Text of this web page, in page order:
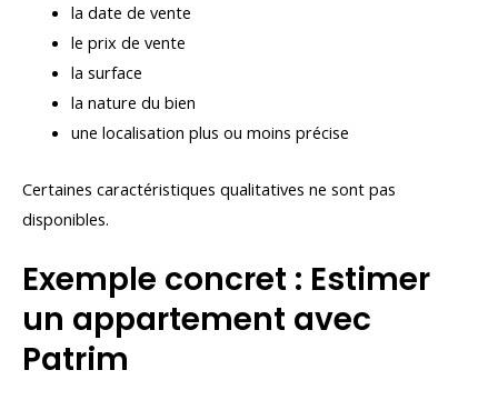
la date de vente
le prix de vente
la surface
la nature du bien
une localisation plus ou moins précise
Certaines caractéristiques qualitatives ne sont pas
disponibles.
Exemple concret : Estimer
un appartement avec
Patrim